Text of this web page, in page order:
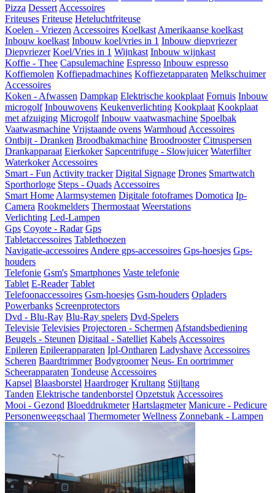
Pizza Dessert Accessoires
Friteuses Friteuse Heteluchtfriteuse
Koelen - Vriezen Accessoires Koelkast Amerikaanse koelkast
Inbouw koelkast Inbouw koel/vries in 1 Inbouw diepvriezer
Diepvriezer Koel/Vries in 1 Wijnkast Inbouw wijnkast
Koffie - Thee Capsulemachine Espresso Inbouw espresso
Koffiemolen Koffiepadmachines Koffiezetapparaten Melkschuimer
Accessoires
Koken - Afwassen Dampkap Elektrische kookplaat Fornuis Inbouw
microgolf Inbouwovens Keukenverlichting Kookplaat Kookplaat
met afzuiging Microgolf Inbouw vaatwasmachine Spoelbak
Vaatwasmachine Vrijstaande ovens Warmhoud Accessoires
Ontbijt - Dranken Broodbakmachine Broodrooster Citruspersen
Drankapparaat Eierkoker Sapcentrifuge - Slowjuicer Waterfilter
Waterkoker Accessoires
Smart - Fun Activity tracker Digital Signage Drones Smartwatch
Sporthorloge Steps - Quads Accessoires
Smart Home Alarmsystemen Digitale fotoframes Domotica Ip-
Camera Rookmelders Thermostaat Weerstations
Verlichting Led-Lampen
Gps Coyote - Radar Gps
Tabletaccessoires Tablethoezen
Navigatie-accessoires Andere gps-accessoires Gps-hoesjes Gps-
houders
Telefonie Gsm's Smartphones Vaste telefonie
Tablet E-Reader Tablet
Telefoonaccessoires Gsm-hoesjes Gsm-houders Opladers
Powerbanks Screenprotectors
Dvd - Blu-Ray Blu-Ray spelers Dvd-Spelers
Televisie Televisies Projectoren - Schermen Afstandsbediening
Beugels - Steunen Digitaal - Satelliet Kabels Accessoires
Epileren Epileerapparaten Ipl-Ontharen Ladyshave Accessoires
Scheren Baardtrimmer Bodygroomer Neus- En oortrimmer
Scheerapparaten Tondeuse Accessoires
Kapsel Blaasborstel Haardroger Krultang Stijltang
Tanden Elektrische tandenborstel Opzetstuk Accessoires
Mooi - Gezond Bloeddrukmeter Hartslagmeter Manicure - Pedicure
Personenweegschaal Thermometer Wellness Zonnebank - Lampen